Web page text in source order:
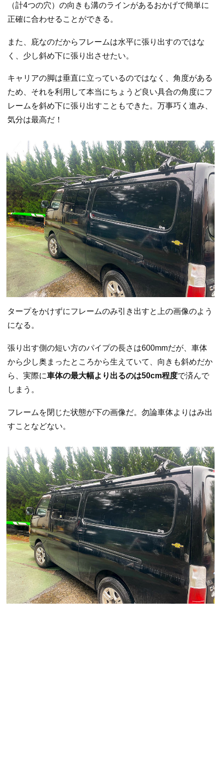
（計4つの穴）の向きも溝のラインがあるおかげで簡単に
正確に合わせることができる。
また、庇なのだからフレームは水平に張り出すのではな
く、少し斜め下に張り出させたい。
キャリアの脚は垂直に立っているのではなく、角度がある
ため、それを利用して本当にちょうど良い具合の角度にフ
レームを斜め下に張り出すこともできた。万事巧く進み、
気分は最高だ！
タープをかけずにフレームのみ引き出すと上の画像のよう
になる。
張り出す側の短い方のパイプの長さは600mmだが、車体
から少し奥まったところから生えていて、向きも斜めだか
ら、実際に車体の最大幅より出るのは50cm程度で済んで
しまう。
フレームを閉じた状態が下の画像だ。勿論車体よりはみ出
すことなどない。